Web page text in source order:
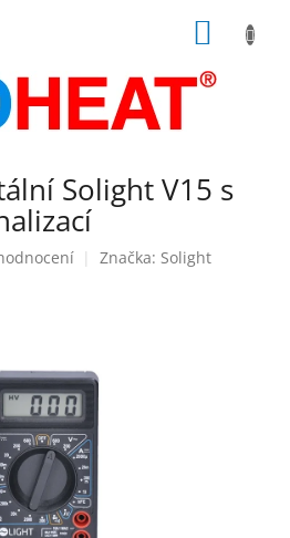
Solight V15 s
Značka: Solight